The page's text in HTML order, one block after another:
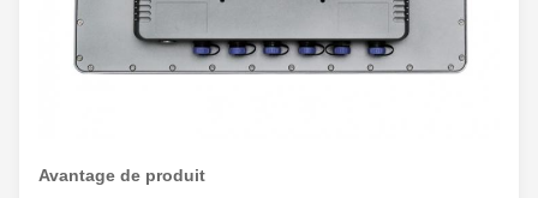
Avantage de produit